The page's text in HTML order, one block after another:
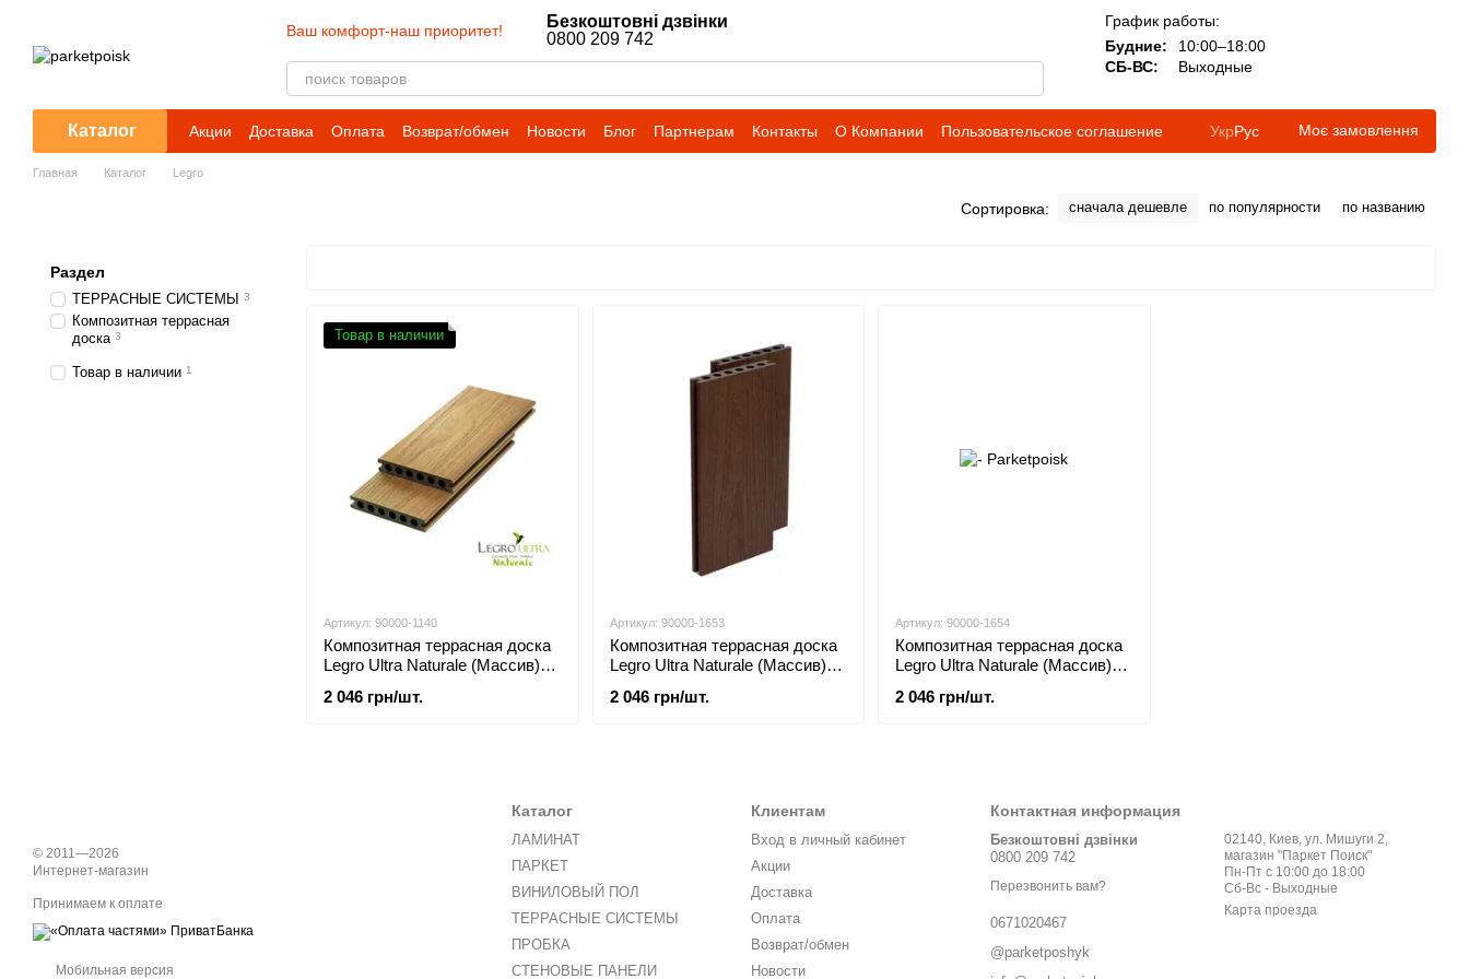
Ваш комфорт-наш приоритет!
Безкоштовні дзвінки
0800 209 742
График работы:
Будние:
10:00–18:00
СБ-ВС:
Выходные
Каталог Акции Доставка Оплата Возврат/обмен Новости Блог Партнерам Контакты О Компании Пользовательское соглашение УкрРус Моє замовлення
Главная Каталог Legro
Сортировка: сначала дешевле по популярности по названию
Товар в наличии
Артикул: 90000-1140
Композитная террасная доска
Legro Ultra Naturale (Массив)
2 046 грн/шт.
Артикул: 90000-1653
Композитная террасная доска
Legro Ultra Naturale (Массив)
2 046 грн/шт.
Артикул: 90000-1654
Композитная террасная доска
Legro Ultra Naturale (Массив)
2 046 грн/шт.
Раздел
ТЕРРАСНЫЕ СИСТЕМЫ 3
Композитная террасная
доска 3
Товар в наличии 1
© 2011—2026
Интернет-магазин
Принимаем к оплате
Мобильная версия
Каталог
ЛАМИНАТ
ПАРКЕТ
ВИНИЛОВЫЙ ПОЛ
ТЕРРАСНЫЕ СИСТЕМЫ
ПРОБКА
СТЕНОВЫЕ ПАНЕЛИ
Клиентам
Вход в личный кабинет
Акции
Доставка
Оплата
Возврат/обмен
Новости
Контактная информация
Безкоштовні дзвінки
0800 209 742
Перезвонить вам?
0671020467
@parketposhyk
02140, Киев, ул. Мишуги 2,
магазин "Паркет Поиск"
Пн-Пт с 10:00 до 18:00
Сб-Вс - Выходные
Карта проезда